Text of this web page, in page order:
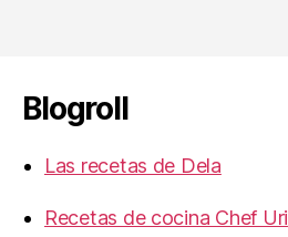
Blogroll
Las recetas de Dela
Recetas de cocina Chef Uri